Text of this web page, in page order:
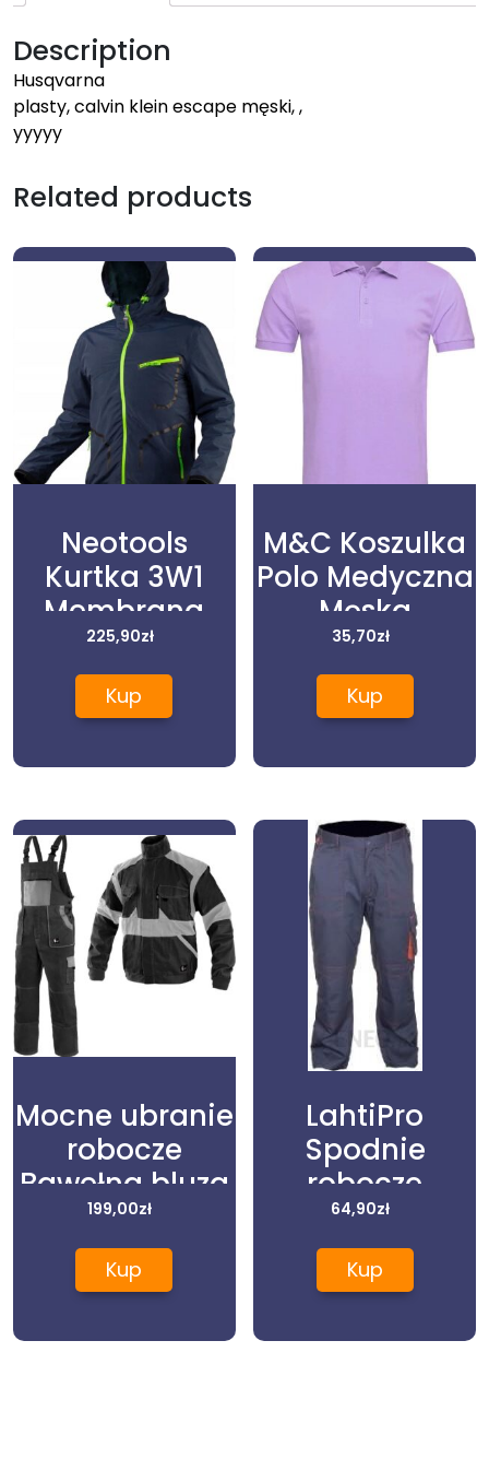
Description
Husqvarna
plasty, calvin klein escape męski, ,
yyyyy
Related products
Neotools
Kurtka 3W1
Membrana
10000 3Xl Neo
81-572-Xxxl
225,90zł
Kup
M&C Koszulka
Polo Medyczna
Męska
Lawenda XXL
35,70zł
Kup
Mocne ubranie
robocze
Bawełna bluza
ogrodniczki 68
199,00zł
Kup
LahtiPro
Spodnie
robocze
ochronne do
pasa H:164
W:72-76 Allton
64,90zł
Kup